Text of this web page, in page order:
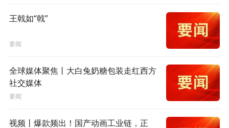
王戟如“戟”
要闻
全球媒体聚焦丨大白兔奶糖包装走红西方
社交媒体
要闻
视频丨爆款频出！国产动画工业链，正